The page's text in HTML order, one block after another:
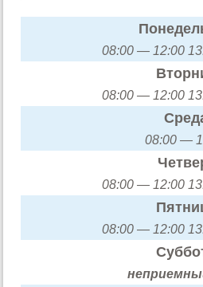
08:00 — 12:00
08:00 — 12:00
08:00 —
08:00 — 12:00
08:00 — 12:00